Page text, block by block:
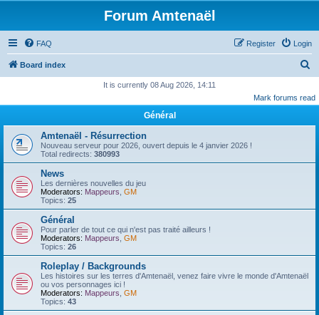
Forum Amtenaël
FAQ Login
Register
Board index
a
It is currently 08 Aug 2026, 14:11
Mark forums read
Général
Amtenaël - Résurrection
Nouveau serveur pour 2026, ouvert depuis le 4 janvier 2026 !
Total redirects: 380993
News
Les dernières nouvelles du jeu
Moderators: Mappeurs GM
Topics: 25
Général
Pour parler de tout ce qui n'est pas traité ailleurs !
Moderators: Mappeurs GM
Topics: 26
Roleplay / Backgrounds
Les histoires sur les terres d'Amtenaël, venez faire vivre le monde d'Amtenaël
ou vos personnages ici !
Moderators: Mappeurs GM
Topics: 43